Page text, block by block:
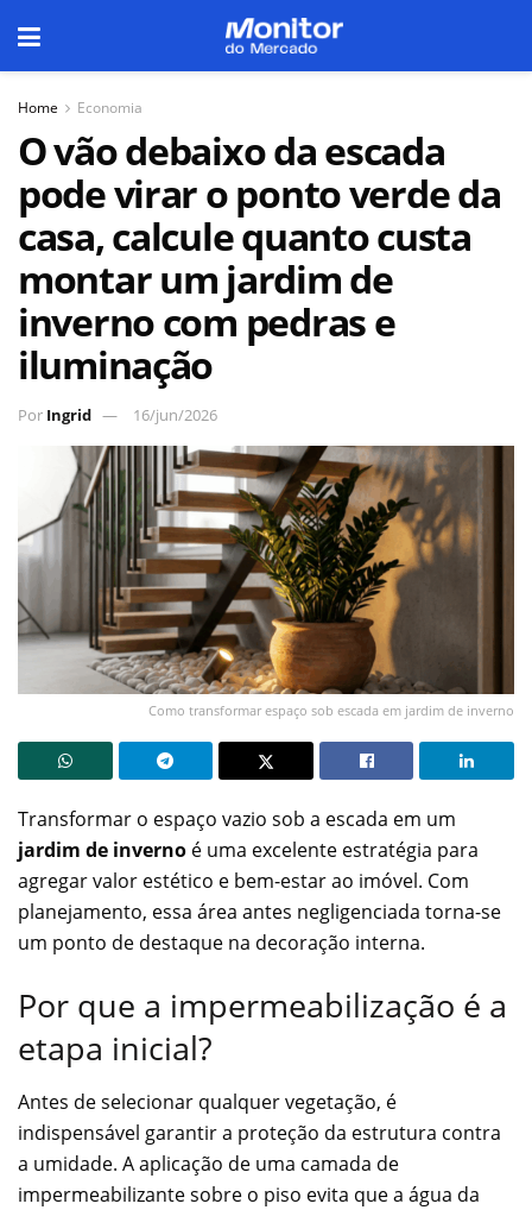
Home Economia
O vão debaixo da escada
pode virar o ponto verde da
casa, calcule quanto custa
montar um jardim de
inverno com pedras e
iluminação
Por Ingrid 16/jun/2026
Como transformar espaço sob escada em jardim de inverno
Transformar o espaço vazio sob a escada em um
jardim de inverno é uma excelente estratégia para
agregar valor estético e bem-estar ao imóvel. Com
planejamento, essa área antes negligenciada torna-se
um ponto de destaque na decoração interna.
Por que a impermeabilização é a
etapa inicial?
Antes de selecionar qualquer vegetação, é
indispensável garantir a proteção da estrutura contra
a umidade. A aplicação de uma camada de
impermeabilizante sobre o piso evita que a água da